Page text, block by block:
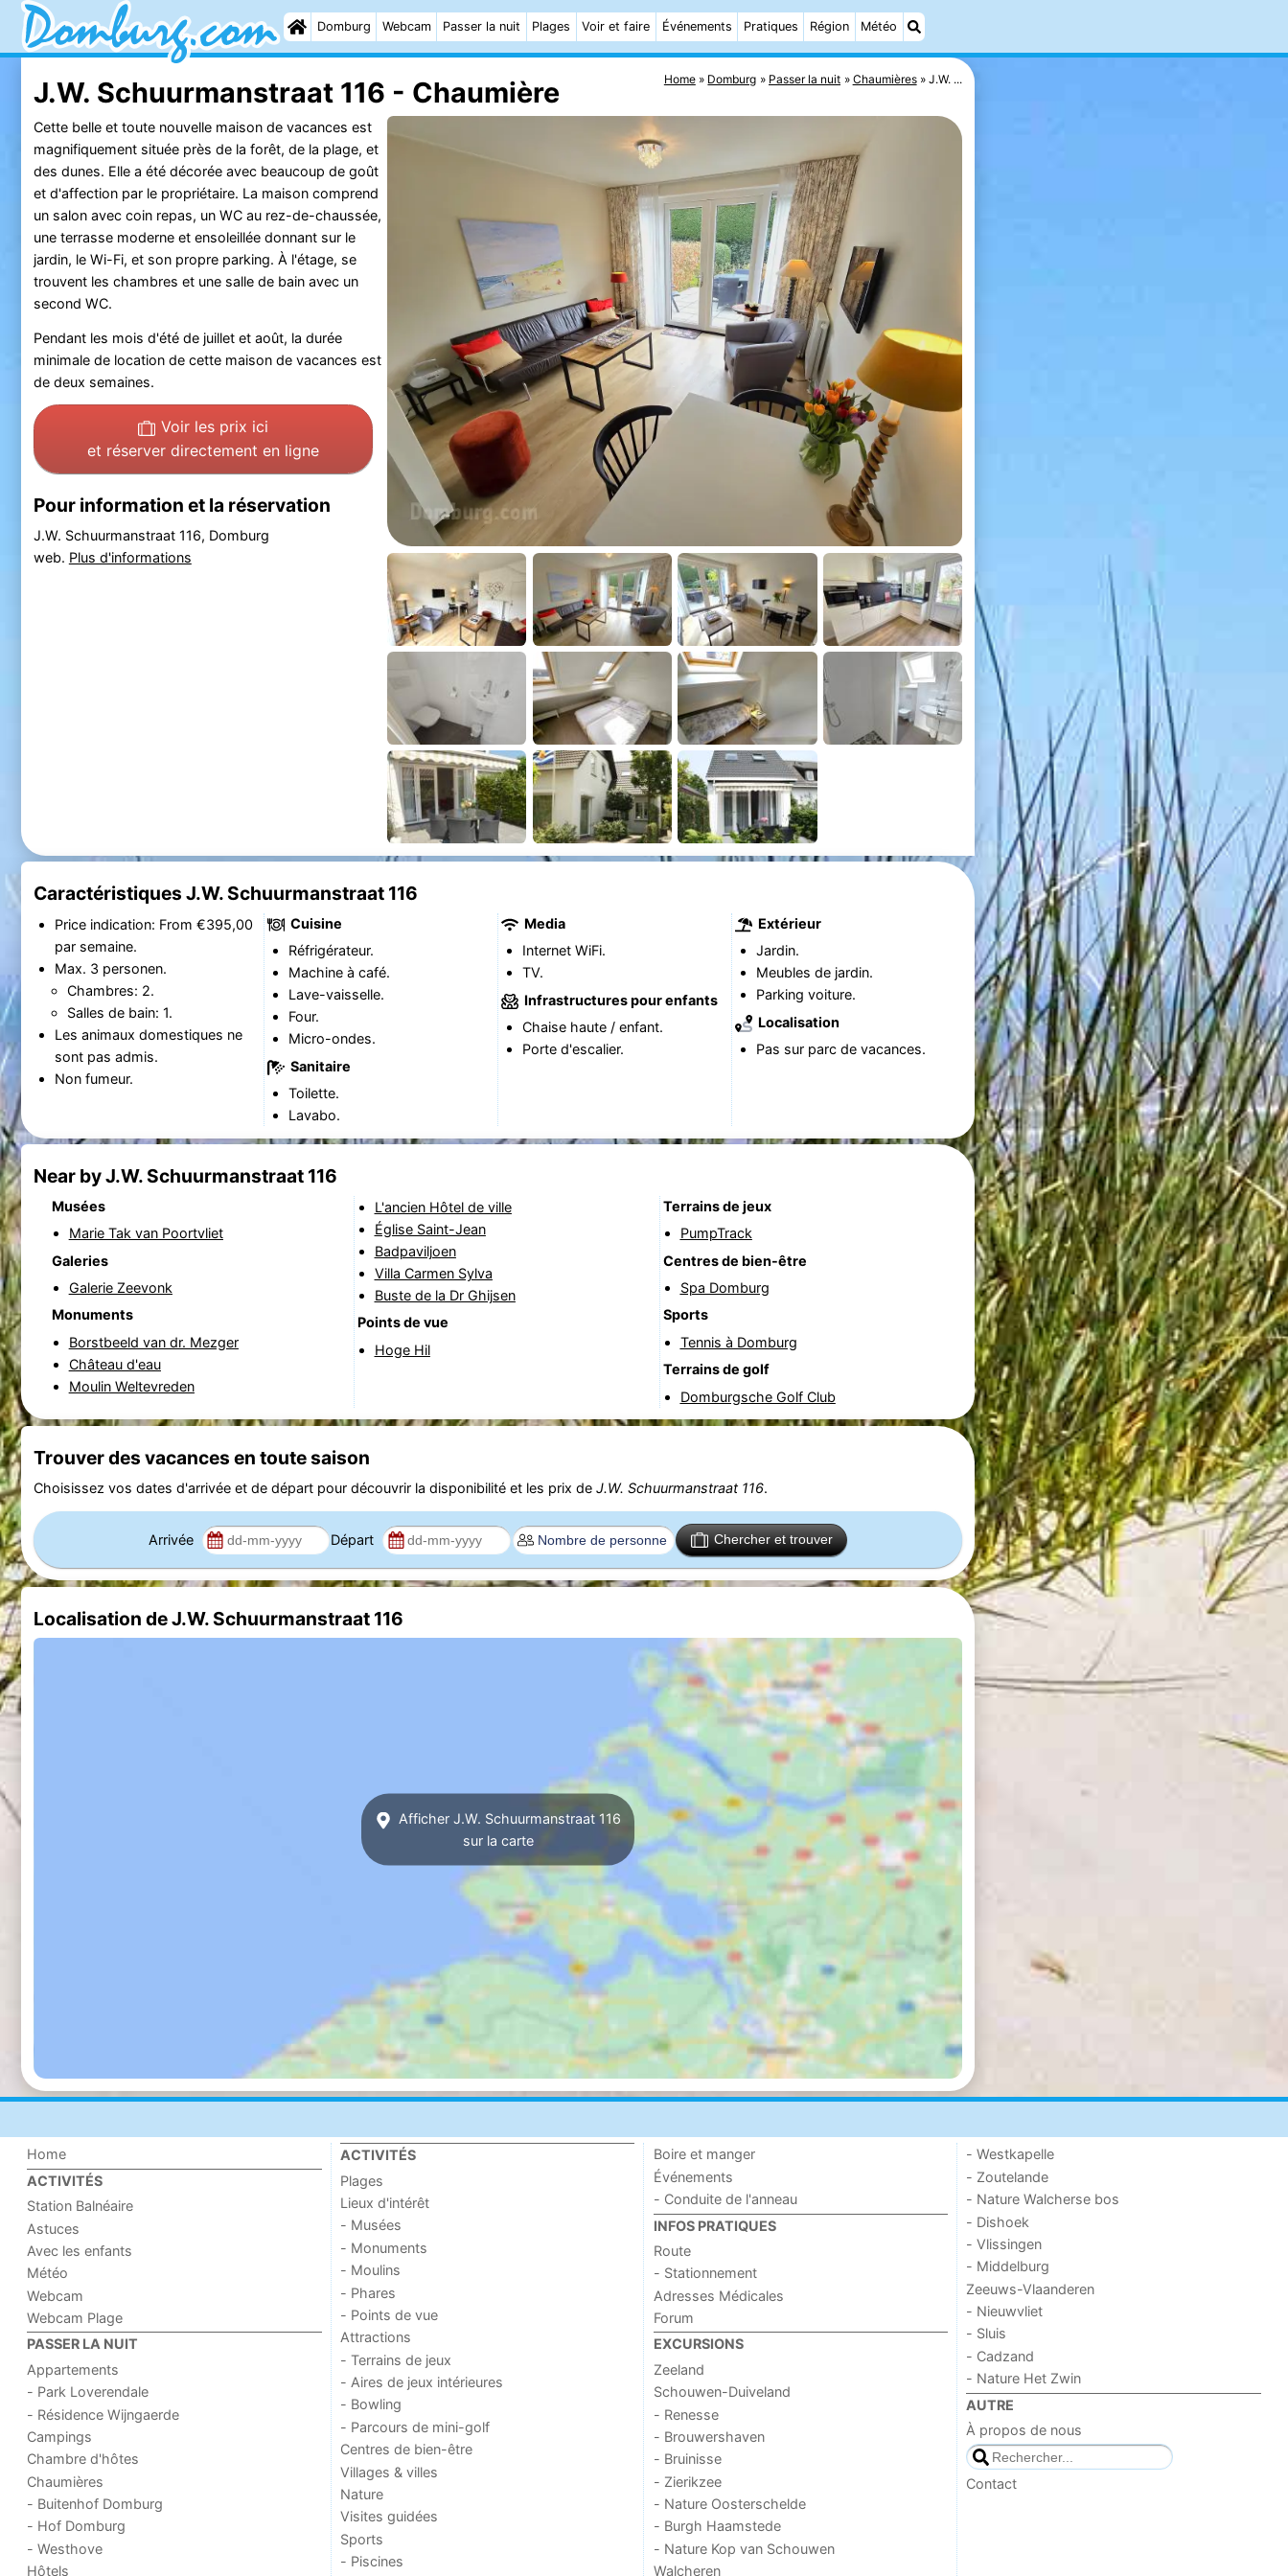
Domburg Webcam Passer la nuit Plages Voir et faire Événements Pratiques Région Météo
Home Domburg Passer la nuit Chaumières J.W. ...
J.W. Schuurmanstraat 116 - Chaumière
Cette belle et toute nouvelle maison de vacances est
magnifiquement située près de la forêt, de la plage, et
des dunes. Elle a été décorée avec beaucoup de goût
et d'affection par le propriétaire. La maison comprend
un salon avec coin repas, un WC au rez-de-chaussée,
une terrasse moderne et ensoleillée donnant sur le
jardin, le Wi-Fi, et son propre parking. À l'étage, se
trouvent les chambres et une salle de bain avec un
second WC.
Pendant les mois d'été de juillet et août, la durée
minimale de location de cette maison de vacances est
de deux semaines.
Voir les prix ici
et réserver directement en ligne
Pour information et la réservation
J.W. Schuurmanstraat 116, Domburg
web. Plus d'informations
Caractéristiques J.W. Schuurmanstraat 116
Price indication: From €395,00
par semaine.
Max. 3 personen.
Chambres: 2.
Salles de bain: 1.
Les animaux domestiques ne
sont pas admis.
Non fumeur.
Cuisine
Réfrigérateur.
Machine à café.
Lave-vaisselle.
Four.
Micro-ondes.
Sanitaire
Toilette.
Lavabo.
Media
Internet WiFi.
TV.
Infrastructures pour enfants
Chaise haute / enfant.
Porte d'escalier.
Extérieur
Jardin.
Meubles de jardin.
Parking voiture.
Localisation
Pas sur parc de vacances.
Near by J.W. Schuurmanstraat 116
Musées
Marie Tak van Poortvliet
Galeries
Galerie Zeevonk
Monuments
Borstbeeld van dr. Mezger
Château d'eau
Moulin Weltevreden
L'ancien Hôtel de ville
Église Saint-Jean
Badpaviljoen
Villa Carmen Sylva
Buste de la Dr Ghijsen
Points de vue
Hoge Hil
Terrains de jeux
PumpTrack
Centres de bien-être
Spa Domburg
Sports
Tennis à Domburg
Terrains de golf
Domburgsche Golf Club
Trouver des vacances en toute saison
Choisissez vos dates d'arrivée et de départ pour découvrir la disponibilité et les prix de J.W. Schuurmanstraat 116.
Arrivée Départ Chercher et trouver
Localisation de J.W. Schuurmanstraat 116
Afficher J.W. Schuurmanstraat 116
sur la carte
Home
ACTIVITÉS
Station Balnéaire
Astuces
Avec les enfants
Météo
Webcam
Webcam Plage
PASSER LA NUIT
Appartements
- Park Loverendale
- Résidence Wijngaerde
Campings
Chambre d'hôtes
Chaumières
- Buitenhof Domburg
- Hof Domburg
- Westhove
Hôtels
ACTIVITÉS
Plages
Lieux d'intérêt
- Musées
- Monuments
- Moulins
- Phares
- Points de vue
Attractions
- Terrains de jeux
- Aires de jeux intérieures
- Bowling
- Parcours de mini-golf
Centres de bien-être
Villages & villes
Nature
Visites guidées
Sports
- Piscines
Boire et manger
Événements
- Conduite de l'anneau
INFOS PRATIQUES
Route
- Stationnement
Adresses Médicales
Forum
EXCURSIONS
Zeeland
Schouwen-Duiveland
- Renesse
- Brouwershaven
- Bruinisse
- Zierikzee
- Nature Oosterschelde
- Burgh Haamstede
- Nature Kop van Schouwen
Walcheren
- Westkapelle
- Zoutelande
- Nature Walcherse bos
- Dishoek
- Vlissingen
- Middelburg
Zeeuws-Vlaanderen
- Nieuwvliet
- Sluis
- Cadzand
- Nature Het Zwin
AUTRE
À propos de nous
Contact